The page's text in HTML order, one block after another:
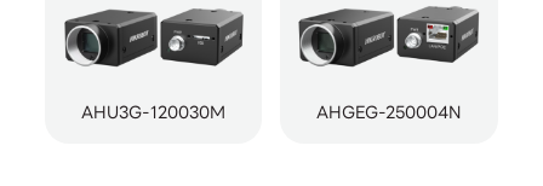
AHU3G-120030M AHGEG-250004N